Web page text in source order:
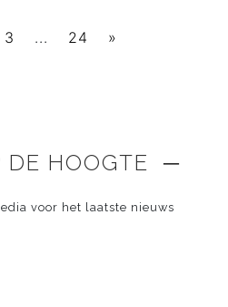
3 ... 24 »
HOOGTE ─
voor het laatste nieuws